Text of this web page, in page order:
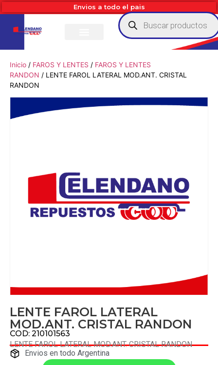
Envios a todo el pais
Inicio / FAROS Y LENTES / FAROS Y LENTES
RANDON / LENTE FAROL LATERAL MOD.ANT. CRISTAL
RANDON
LENTE FAROL LATERAL
MOD.ANT. CRISTAL RANDON
COD: 210101563
LENTE FAROL LATERAL MOD.ANT. CRISTAL RANDON
Envios en todo Argentina